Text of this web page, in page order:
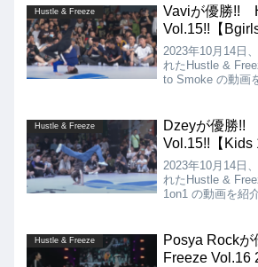
李广俊霖となり
Maloyが優勝とな
Hustle & Freeze
Vaviが優勝!!
Vol.15!!【
2023年10月14日
れたHustle &
to Smoke の動画
Hustle & Freeze
Dzeyが優勝!!
Vol.15!!【Kids
2023年10月14日
れたHustle &
1on1 の動画を紹
Hustle & Freeze
Posya Rock
Freeze Vol.16